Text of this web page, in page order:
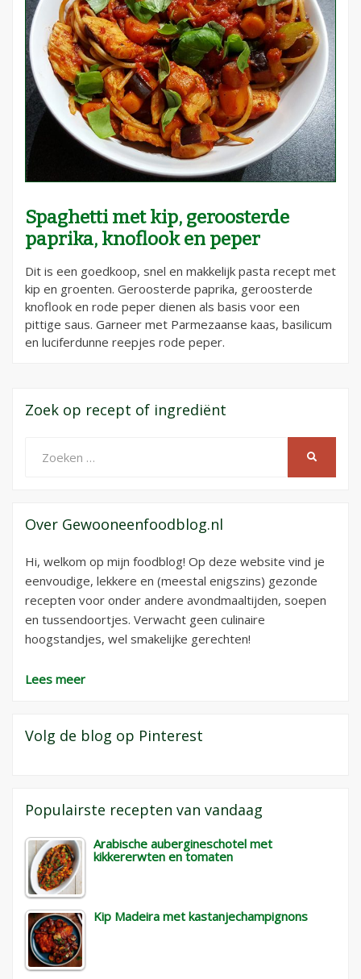
Spaghetti met kip, geroosterde
paprika, knoflook en peper
Dit is een goedkoop, snel en makkelijk pasta recept met
kip en groenten. Geroosterde paprika, geroosterde
knoflook en rode peper dienen als basis voor een
pittige saus. Garneer met Parmezaanse kaas, basilicum
en luciferdunne reepjes rode peper.
Zoek op recept of ingrediënt
naar:
Over Gewooneenfoodblog.nl
Hi, welkom op mijn foodblog! Op deze website vind je
eenvoudige, lekkere en (meestal enigszins) gezonde
recepten voor onder andere avondmaaltijden, soepen
en tussendoortjes. Verwacht geen culinaire
hoogstandjes, wel smakelijke gerechten!
Lees meer
Volg de blog op Pinterest
Populairste recepten van vandaag
Arabische aubergineschotel met
kikkererwten en tomaten
Kip Madeira met kastanjechampignons